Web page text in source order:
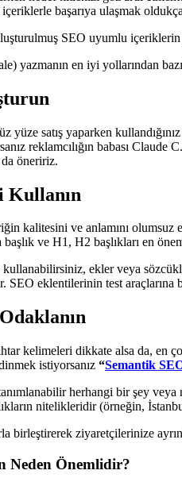
başarıya ulaşmak
SEO uyumlu
yazmanın en iyi yollarından
yüze satış yaparken
reklamcılığın babası Claude
da öneririz.
kalitesini ve anlamını
ve H1, H2 başlıkları en
ekler veya
eklentilerinin test araçlarına
kelimeleri dikkate alsa da, en
istiyorsanız “Semantik
herhangi bir şey
nitelikleridir (örneğin,
birleştirerek ziyaretçilerinize
Neden Önemlidir?